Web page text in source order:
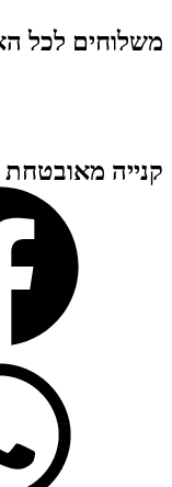
משלוחים לכל
קנייה מאובטחת